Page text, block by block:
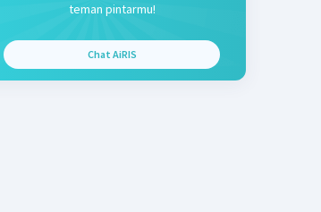
teman pintarmu!
Chat AiRIS